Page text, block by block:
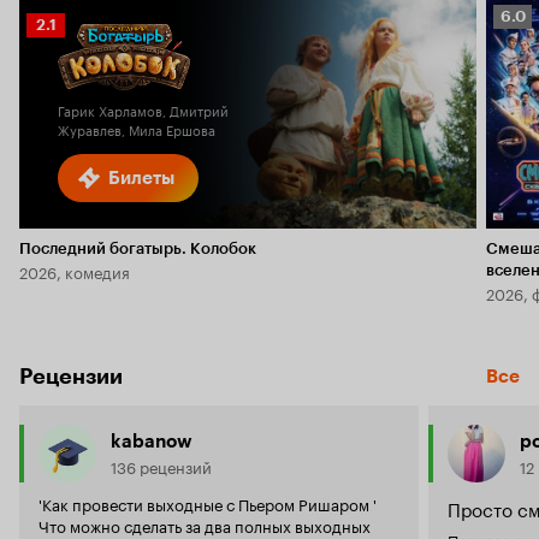
Билеты
Рейтинг
Кинопоиска
2.1
Гарик Харламов, Дмитрий
Журавлев, Мила Ершова
Последний богатырь. Колобок
2026, комедия
6.0
6.0
2026,
Рецензии Все
kabanow
136 рецензий
'Как провести выходные с Пьером Ришаром '
Что можно сделать за два полных выходных
Просто